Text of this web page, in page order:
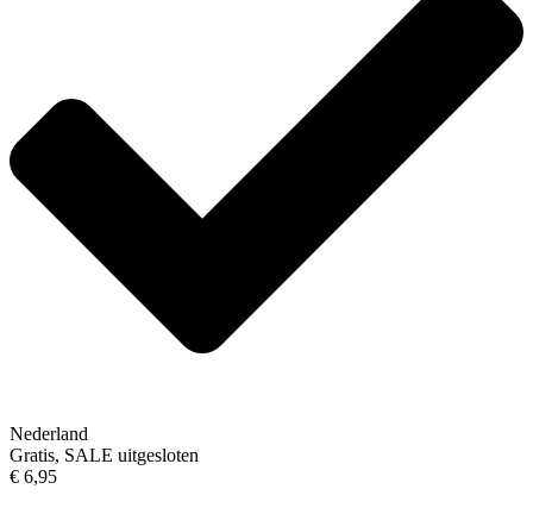
Nederland
Gratis, SALE uitgesloten
€ 6,95